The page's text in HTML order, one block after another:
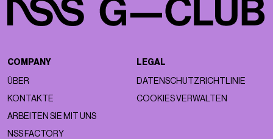
COMPANY
ÜBER
KONTAKTE
ARBEITEN SIE MIT UNS
NSS FACTORY
LEGAL
DATENSCHUTZRICHTLINIE
COOKIES VERWALTEN